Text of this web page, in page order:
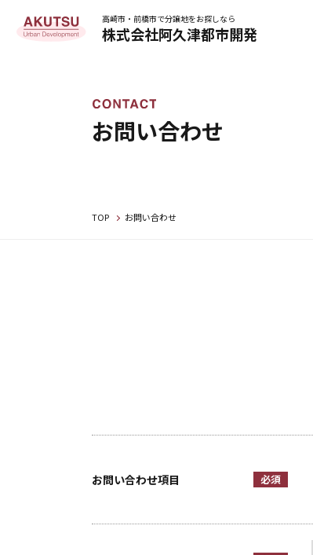
高崎市・前橋市で分譲地をお探しなら
株式会社阿久津都市開発
お問い合わせ
TOP お問い合わせ
お問い合わせ項目 必須